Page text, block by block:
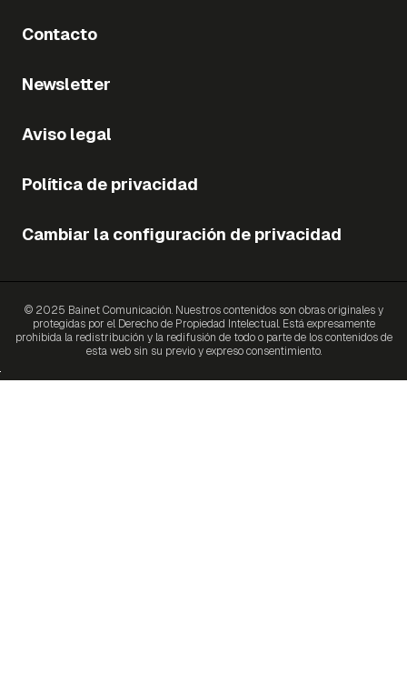
Contacto
Newsletter
Aviso legal
Política de privacidad
Cambiar la configuración de privacidad
© 2025 Bainet Comunicación. Nuestros contenidos son obras originales y
protegidas por el Derecho de Propiedad Intelectual. Está expresamente
prohibida la redistribución y la redifusión de todo o parte de los contenidos de
esta web sin su previo y expreso consentimiento.